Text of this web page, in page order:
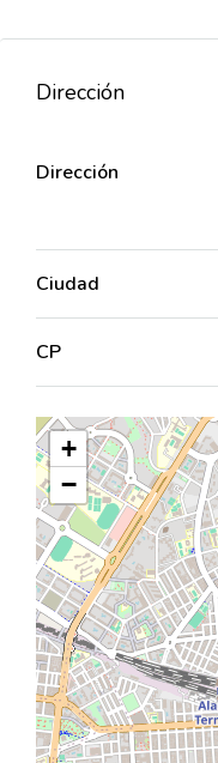
Dirección
Dirección
Ciudad
CP
+
−